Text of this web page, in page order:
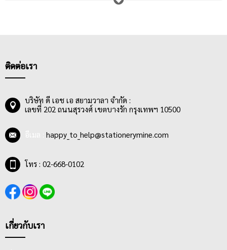
ตัว และหากต้องการจะย้ำเตือนสิ่งที่จดไว้ในสมุดบันทึกเล่มโปรดก็
ใหม่ได้หลายครั้ง ไม่ทิ้งคราบกาว หรือทำให้พื้นผิวเกิดความเสียหาย
ติดต่อเรา
บริษัท ดี เอช เอ สยามวาลา จำกัด :
เลขที่ 202 ถนนสุรวงศ์ เขตบางรัก กรุงเทพฯ 10500
happy_to_help@stationerymine.com
โทร : 02-668-0102
เกี่ยวกับเรา